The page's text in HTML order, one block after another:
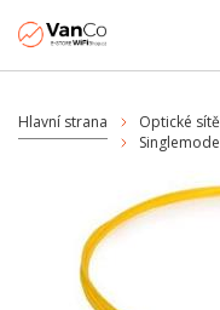
Hlavní strana Optické sítě
Singlemode